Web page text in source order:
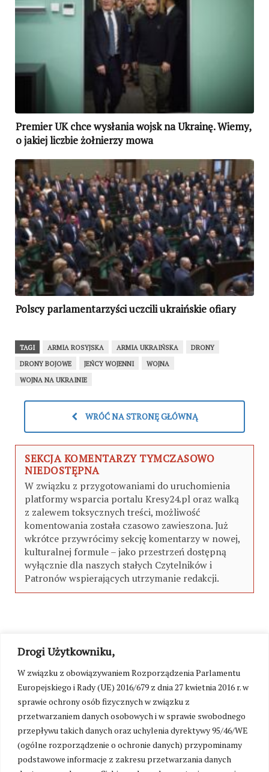
Drogi Użytkowniku,
W związku z obowiązywaniem Rozporządzenia Parlamentu
Europejskiego i Rady (UE) 2016/679 z dnia 27 kwietnia 2016 r. w
sprawie ochrony osób fizycznych w związku z
przetwarzaniem danych osobowych i w sprawie swobodnego
przepływu takich danych oraz uchylenia dyrektywy 95/46/WE
(ogólne rozporządzenie o ochronie danych) przypominamy
podstawowe informacje z zakresu przetwarzania danych
Premier UK chce wysłania wojsk na Ukrainę. Wiemy,
o jakiej liczbie żołnierzy mowa
Polscy parlamentarzyści uczcili ukraińskie ofiary
TAGI ARMIA ROSYJSKA ARMIA UKRAIŃSKA
DRONY
DRONY BOJOWE
JEŃCY WOJENNI
WOJNA
WOJNA NA UKRAINIE
WRÓĆ NA STRONĘ GŁÓWNĄ
SEKCJA KOMENTARZY TYMCZASOWO
NIEDOSTĘPNA
W związku z przygotowaniami do uruchomienia
platformy wsparcia portalu Kresy24.pl oraz walką
z zalewem toksycznych treści, możliwość
komentowania została czasowo zawieszona. Już
wkrótce przywrócimy sekcję komentarzy w nowej,
kulturalnej formule – jako przestrzeń dostępną
wyłącznie dla naszych stałych Czytelników i
Patronów wspierających utrzymanie redakcji.